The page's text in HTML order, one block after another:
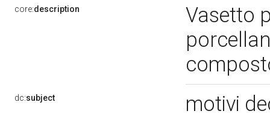
core:description
Vasetto
dc:subject motivi